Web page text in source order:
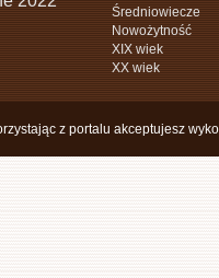
Średniowiecze
Nowożytność
XIX wiek
XX wiek
z portalu akceptujesz